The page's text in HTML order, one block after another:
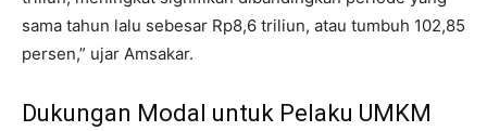
sama tahun lalu sebesar Rp8,6 triliun, atau tumbuh 102,85
persen,” ujar Amsakar.
Dukungan Modal untuk Pelaku UMKM